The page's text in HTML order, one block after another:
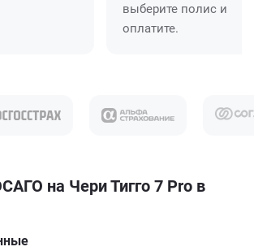
выберите полис и
оплатите.
на Чери Тигго 7 Pro в